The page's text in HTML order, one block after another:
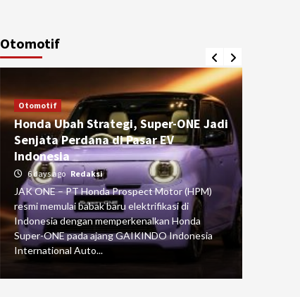
Otomotif
Otomotif
Honda Ubah Strategi, Super-ONE Jadi
Senjata Perdana di Pasar EV
Indonesia
6 days ago Redaksi
JAK ONE – PT Honda Prospect Motor (HPM)
resmi memulai babak baru elektrifikasi di
Indonesia dengan memperkenalkan Honda
Super-ONE pada ajang GAIKINDO Indonesia
International Auto...